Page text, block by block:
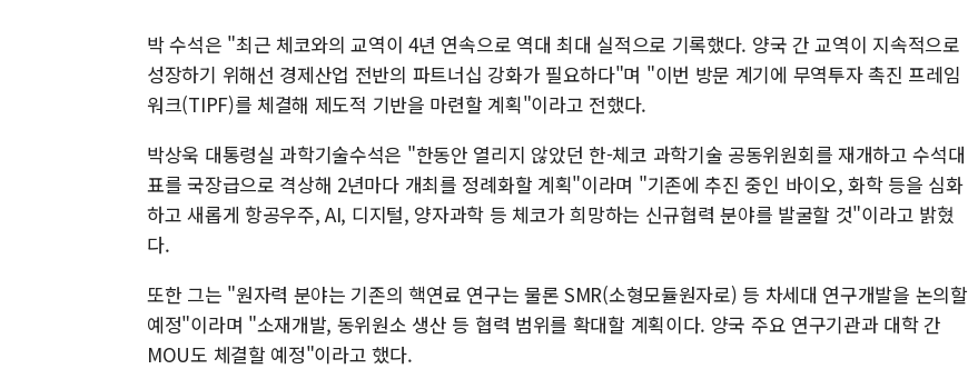
박 수석은 "최근 체코와의 교역이 4년 연속으로 역대 최대 실적으로 기록했다. 양국 간 교역이 지속적으로
성장하기 위해선 경제산업 전반의 파트너십 강화가 필요하다"며 "이번 방문 계기에 무역투자 촉진 프레임
워크(TIPF)를 체결해 제도적 기반을 마련할 계획"이라고 전했다.
박상욱 대통령실 과학기술수석은 "한동안 열리지 않았던 한-체코 과학기술 공동위원회를 재개하고 수석대
표를 국장급으로 격상해 2년마다 개최를 정례화할 계획"이라며 "기존에 추진 중인 바이오, 화학 등을 심화
하고 새롭게 항공우주, AI, 디지털, 양자과학 등 체코가 희망하는 신규협력 분야를 발굴할 것"이라고 밝혔
다.
또한 그는 "원자력 분야는 기존의 핵연료 연구는 물론 SMR(소형모듈원자로) 등 차세대 연구개발을 논의할
예정"이라며 "소재개발, 동위원소 생산 등 협력 범위를 확대할 계획이다. 양국 주요 연구기관과 대학 간
MOU도 체결할 예정"이라고 했다.